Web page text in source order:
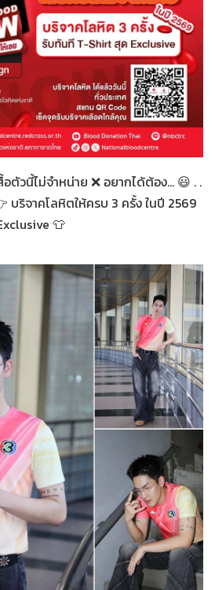
ไป
ตัวนี้ไม่จำหน่าย ❌ อยากได้ต้อง... 😃 . .
บริจาคโลหิตให้ครบ 3 ครั้ง ในปี 2569
👕
ไป